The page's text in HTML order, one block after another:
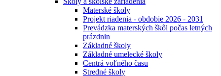
Materské školy
Projekt riadenia - obdobie 2026 - 2031
Prevádzka materských škôl počas letných
prázdnin
Základné školy
Základné umelecké školy
Centrá voľného času
Stredné školy